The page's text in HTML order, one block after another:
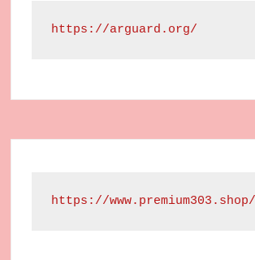
https://arguard.org/
https://www.premium303.shop/